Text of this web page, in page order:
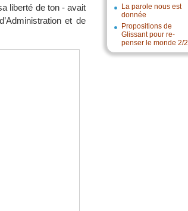
La parole nous est
donnée
Propositions de
Glissant pour re-
penser le monde 2/2
liberté de ton - avait
et de